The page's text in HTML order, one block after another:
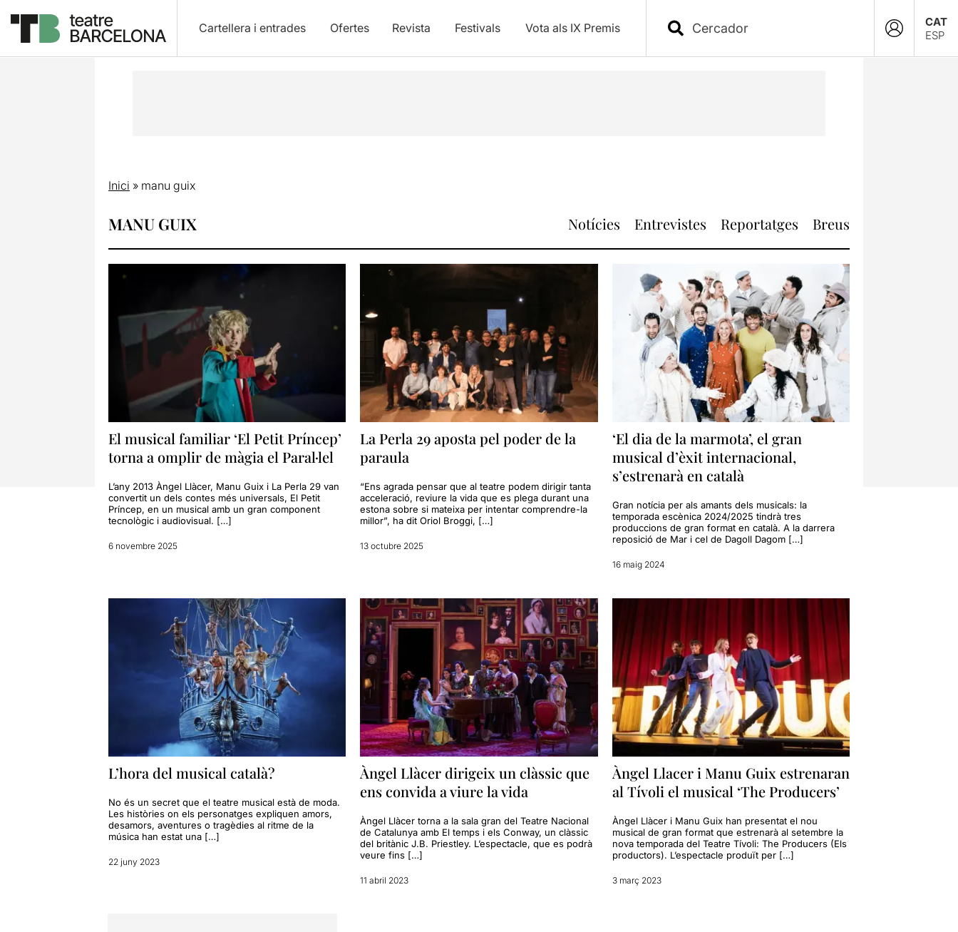
Cartellera i entrades Ofertes Revista Festivals Vota als IX Premis
CAT
ESP
Inici » manu guix
MANU GUIX Notícies Entrevistes Reportatges Breus
El musical familiar ‘El Petit Príncep’
torna a omplir de màgia el Paral·lel
L’any 2013 Àngel Llàcer, Manu Guix i La Perla 29 van
convertit un dels contes més universals, El Petit
Príncep, en un musical amb un gran component
tecnològic i audiovisual. […]
6 novembre 2025
La Perla 29 aposta pel poder de la
paraula
“Ens agrada pensar que al teatre podem dirigir tanta
acceleració, reviure la vida que es plega durant una
estona sobre si mateixa per intentar comprendre-la
millor”, ha dit Oriol Broggi, […]
13 octubre 2025
‘El dia de la marmota’, el gran
musical d’èxit internacional,
s’estrenarà en català
Gran notícia per als amants dels musicals: la
temporada escènica 2024/2025 tindrà tres
produccions de gran format en català. A la darrera
reposició de Mar i cel de Dagoll Dagom […]
16 maig 2024
L’hora del musical català?
No és un secret que el teatre musical està de moda.
Les històries on els personatges expliquen amors,
desamors, aventures o tragèdies al ritme de la
música han estat una […]
22 juny 2023
Àngel Llàcer dirigeix un clàssic que
ens convida a viure la vida
Àngel Llàcer torna a la sala gran del Teatre Nacional
de Catalunya amb El temps i els Conway, un clàssic
del britànic J.B. Priestley. L’espectacle, que es podrà
veure fins […]
11 abril 2023
Àngel Llacer i Manu Guix estrenaran
al Tívoli el musical ‘The Producers’
Àngel Llàcer i Manu Guix han presentat el nou
musical de gran format que estrenarà al setembre la
nova temporada del Teatre Tívoli: The Producers (Els
productors). L’espectacle produït per […]
3 març 2023